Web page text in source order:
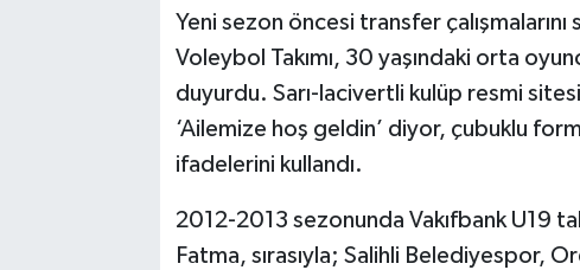
Yeni sezon öncesi transfer
Voleybol Takımı, 30 yaşındaki orta
duyurdu. Sarı-lacivertli kulüp resmi
‘Ailemize hoş geldin’ diyor, çubuklu
ifadelerini kullandı.
2012-2013 sezonunda Vakıfbank U19
Fatma, sırasıyla; Salihli Belediyespor,